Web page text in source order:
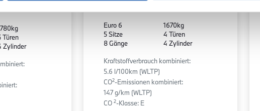
Türen
Zylinder
Euro 6
5 Sitze
8 Gänge
1670kg
4 Türen
4 Zylinder
Kraftstoffverbrauch kombiniert:
5.6 l/100km (WLTP)
CO2-Emissionen kombiniert:
147 g/km (WLTP)
CO 2-Klasse: E